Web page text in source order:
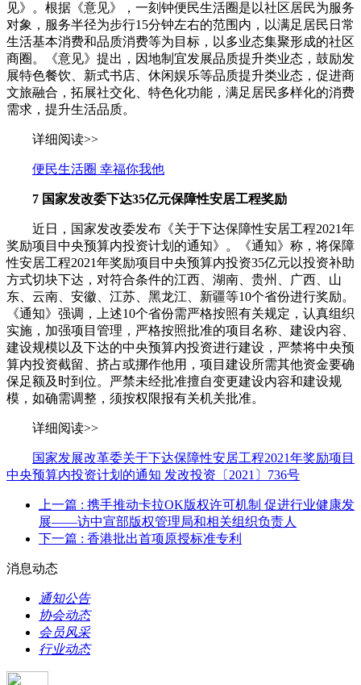
见》。根据《意见》，一刻钟便民生活圈是以社区居民为服务
对象，服务半径为步行15分钟左右的范围内，以满足居民日常
生活基本消费和品质消费等为目标，以多业态集聚形成的社区
商圈。《意见》提出，因地制宜发展品质提升类业态，鼓励发
展特色餐饮、新式书店、休闲娱乐等品质提升类业态，促进商
文旅融合，拓展社交化、特色化功能，满足居民多样化的消费
需求，提升生活品质。
详细阅读>>
便民生活圈 幸福你我他
7 国家发改委下达35亿元保障性安居工程奖励
近日，国家发改委发布《关于下达保障性安居工程2021年
奖励项目中央预算内投资计划的通知》。《通知》称，将保障
性安居工程2021年奖励项目中央预算内投资35亿元以投资补助
方式切块下达，对符合条件的江西、湖南、贵州、广西、山
东、云南、安徽、江苏、黑龙江、新疆等10个省份进行奖励。
《通知》强调，上述10个省份需严格按照有关规定，认真组织
实施，加强项目管理，严格按照批准的项目名称、建设内容、
建设规模以及下达的中央预算内投资进行建设，严禁将中央预
算内投资截留、挤占或挪作他用，项目建设所需其他资金要确
保足额及时到位。严禁未经批准擅自变更建设内容和建设规
模，如确需调整，须按权限报有关机关批准。
详细阅读>>
国家发展改革委关于下达保障性安居工程2021年奖励项目
中央预算内投资计划的通知 发改投资〔2021〕736号
上一篇 : 携手推动卡拉OK版权许可机制 促进行业健康发
展——访中宣部版权管理局和相关组织负责人
下一篇 : 香港批出首项原授标准专利
消息动态
通知公告
协会动态
会员风采
行业动态